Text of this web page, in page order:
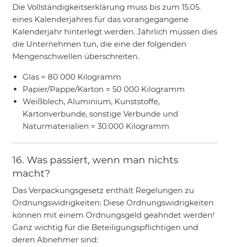
Die Vollständigkeitserklärung muss bis zum 15.05.
eines Kalenderjahres für das vorangegangene
Kalenderjahr hinterlegt werden. Jährlich müssen dies
die Unternehmen tun, die eine der folgenden
Mengenschwellen überschreiten.
Glas = 80 000 Kilogramm
Papier/Pappe/Karton = 50 000 Kilogramm
Weißblech, Aluminium, Kunststoffe,
Kartonverbunde, sonstige Verbunde und
Naturmaterialien = 30.000 Kilogramm
16. Was passiert, wenn man nichts
macht?
Das Verpackungsgesetz enthält Regelungen zu
Ordnungswidrigkeiten: Diese Ordnungswidrigkeiten
können mit einem Ordnungsgeld geahndet werden!
Ganz wichtig für die Beteiligungspflichtigen und
deren Abnehmer sind: